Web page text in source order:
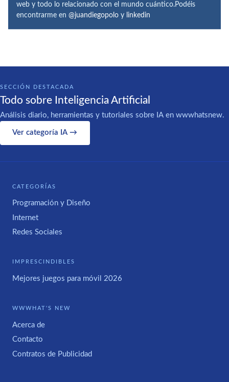
web y todo lo relacionado con el mundo cuántico.Podéis
encontrarme en @juandiegopolo y linkedin
SECCIÓN DESTACADA
Todo sobre Inteligencia Artificial
Análisis diario, herramientas y tutoriales sobre IA en wwwhatsnew.
Ver categoría IA →
CATEGORÍAS
Programación y Diseño
Internet
Redes Sociales
IMPRESCINDIBLES
Mejores juegos para móvil 2026
WWWHAT'S NEW
Acerca de
Contacto
Contratos de Publicidad